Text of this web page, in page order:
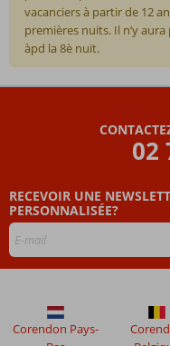
vacanciers à partir de 12
premières nuits. Il n’y
àpd la 8è nuit.
après
leur
séjour
dans
Les
02
RECEVOIR UNE
PERSONNALISÉE?
Corendon Pays-